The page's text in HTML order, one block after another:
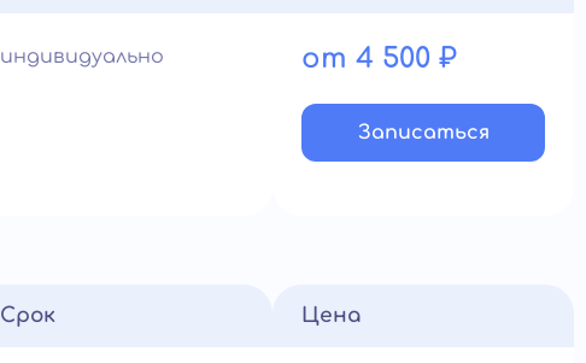
индивидуально от 4 500 ₽
Записатьcя
Срок Цена